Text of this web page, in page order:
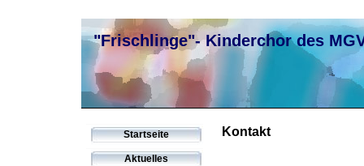
"Frischlinge"- Kinderchor des
Startseite
Aktuelles
Kontakt